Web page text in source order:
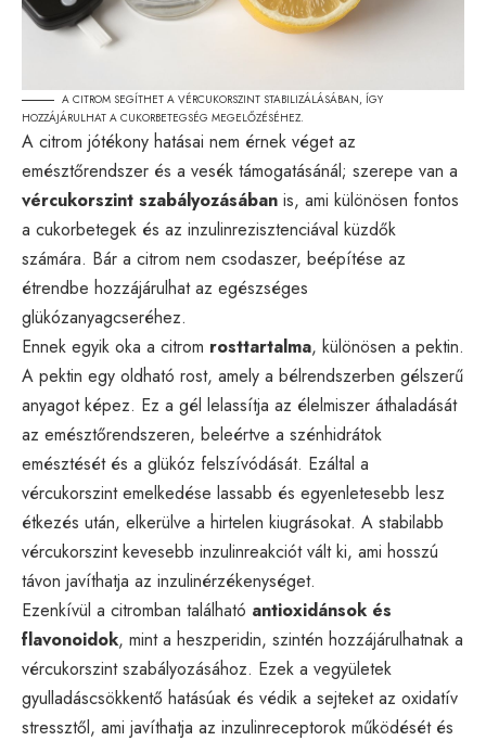
A CITROM SEGÍTHET A VÉRCUKORSZINT STABILIZÁLÁSÁBAN, ÍGY
HOZZÁJÁRULHAT A CUKORBETEGSÉG MEGELŐZÉSÉHEZ.
A citrom jótékony hatásai nem érnek véget az
emésztőrendszer és a vesék támogatásánál; szerepe van a
vércukorszint szabályozásában is, ami különösen fontos
a cukorbetegek és az inzulinrezisztenciával küzdők
számára. Bár a citrom nem csodaszer, beépítése az
étrendbe hozzájárulhat az egészséges
glükózanyagcseréhez.
Ennek egyik oka a citrom rosttartalma, különösen a pektin.
A pektin egy oldható rost, amely a bélrendszerben gélszerű
anyagot képez. Ez a gél lelassítja az élelmiszer áthaladását
az emésztőrendszeren, beleértve a szénhidrátok
emésztését és a glükóz felszívódását. Ezáltal a
vércukorszint emelkedése lassabb és egyenletesebb lesz
étkezés után, elkerülve a hirtelen kiugrásokat. A stabilabb
vércukorszint kevesebb inzulinreakciót vált ki, ami hosszú
távon javíthatja az inzulinérzékenységet.
Ezenkívül a citromban található antioxidánsok és
flavonoidok, mint a heszperidin, szintén hozzájárulhatnak a
vércukorszint szabályozásához. Ezek a vegyületek
gyulladáscsökkentő hatásúak és védik a sejteket az oxidatív
stressztől, ami javíthatja az inzulinreceptorok működését és